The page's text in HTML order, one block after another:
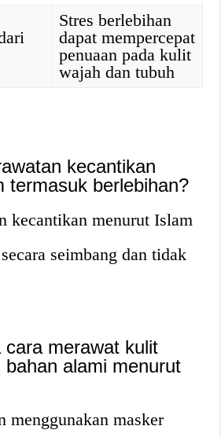
Stres berlebihan
dapat mempercepat
penuaan pada kulit
wajah dan tubuh
kecantikan
termasuk berlebihan?
kecantikan menurut Islam
seimbang dan tidak
cara merawat kulit
bahan alami menurut
menggunakan masker